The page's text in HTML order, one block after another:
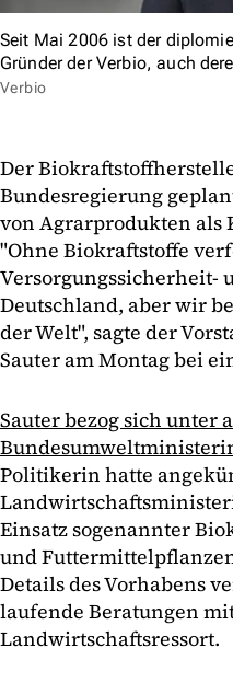
Seit Mai 2006 ist der
Gründer der Verbio, auch
Verbio
Der
Bundesregierung
von Agrarprodukten als
"Ohne Biokraftstoffe
Versorgungssicherheit-
Deutschland, aber wir
der Welt", sagte der
Sauter am Montag bei
Sauter bezog sich unter
Politikerin hatte
Einsatz sogenannter
und
Details des Vorhabens
laufende Beratungen
Landwirtschaftsressort.